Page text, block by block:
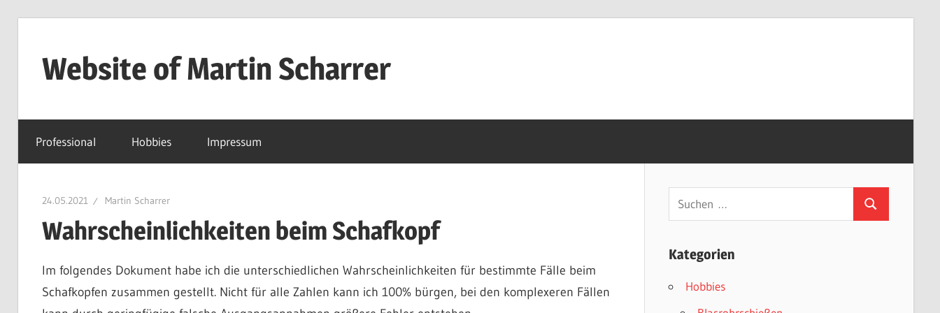
springenWebsite of Martin Scharrer
Website
Professional
Hobbies Impressum
24.05.2021 Martin Scharrer
Wahrscheinlichkeiten beim Schafkopf
Im folgendes Dokument habe ich die unterschiedlichen Wahrscheinlichkeiten für bestimmte Fälle beim
Schafkopfen zusammen gestellt. Nicht für alle Zahlen kann ich 100% bürgen, bei den komplexeren Fällen
Suchen
nach:
Suchen
Kategorien
Hobbies